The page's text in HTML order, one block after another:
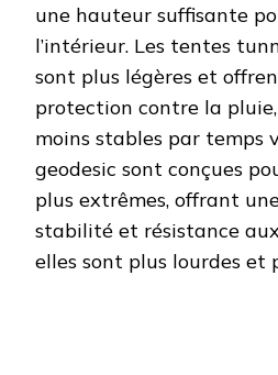
une hauteur suffisante
l’intérieur. Les tentes
sont plus légères et
protection contre la
moins stables par temps
geodesic sont conçues
plus extrêmes, offrant
stabilité et résistance
elles sont plus lourdes et